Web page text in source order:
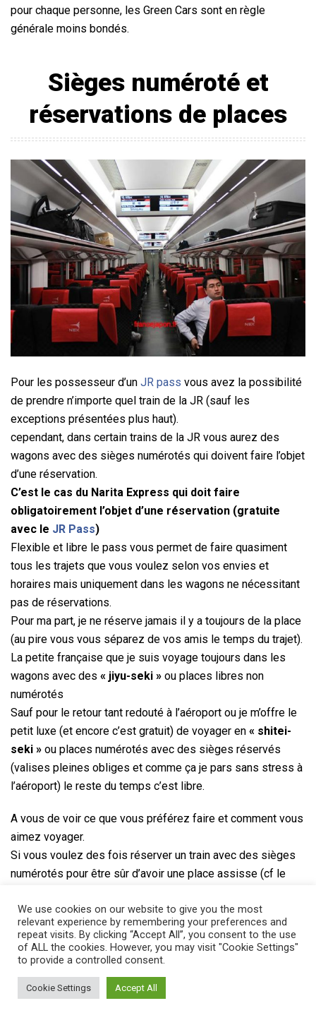
pour chaque personne, les Green Cars sont en règle
générale moins bondés.
Sièges numéroté et
réservations de places
Pour les possesseur d’un JR pass vous avez la possibilité
de prendre n’importe quel train de la JR (sauf les
exceptions présentées plus haut).
cependant, dans certain trains de la JR vous aurez des
wagons avec des sièges numérotés qui doivent faire l’objet
d’une réservation.
C’est le cas du Narita Express qui doit faire
obligatoirement l’objet d’une réservation (gratuite
avec le JR Pass)
Flexible et libre le pass vous permet de faire quasiment
tous les trajets que vous voulez selon vos envies et
horaires mais uniquement dans les wagons ne nécessitant
pas de réservations.
Pour ma part, je ne réserve jamais il y a toujours de la place
(au pire vous vous séparez de vos amis le temps du trajet).
La petite française que je suis voyage toujours dans les
wagons avec des « jiyu-seki » ou places libres non
numérotés
Sauf pour le retour tant redouté à l’aéroport ou je m’offre le
petit luxe (et encore c’est gratuit) de voyager en « shitei-
seki » ou places numérotés avec des sièges réservés
(valises pleines obliges et comme ça je pars sans stress à
l’aéroport) le reste du temps c’est libre.
A vous de voir ce que vous préférez faire et comment vous
aimez voyager.
Si vous voulez des fois réserver un train avec des sièges
numérotés pour être sûr d’avoir une place assisse (cf le
avec votre JRP !
Grâce à votre Japan Rail Pass vous n’aurez pas à payer de
frais.
Mis à part ces catégories de trains, le reste des trains
locaux express ou non n’auront pas ce système de places
We use cookies on our website to give you the most
relevant experience by remembering your preferences and
repeat visits. By clicking “Accept All”, you consent to the use
of ALL the cookies. However, you may visit "Cookie Settings"
to provide a controlled consent.
Cookie Settings Accept All